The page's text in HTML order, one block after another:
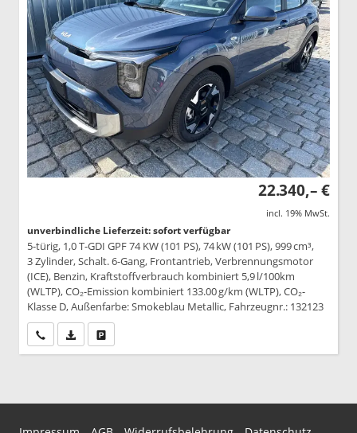
22.340,– €
incl. 19% MwSt.
unverbindliche Lieferzeit: sofort verfügbar
5-türig, 1,0 T-GDI GPF 74 KW (101 PS), 74 kW (101 PS), 999 cm³,
3 Zylinder, Schalt. 6-Gang, Frontantrieb, Verbrennungsmotor
(ICE), Benzin, Kraftstoffverbrauch kombiniert 5,9 l/100km
(WLTP), CO₂-Emission kombiniert 133.00 g/km (WLTP), CO₂-
Klasse D, Außenfarbe: Smokeblau Metallic, Fahrzeugnr.: 132123
Wir rufen Sie anPDF-Datei, Fahrzeugexposé drucken